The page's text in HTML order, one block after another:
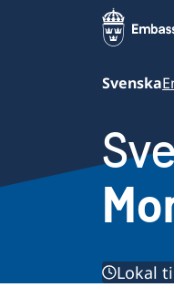
Svenska
Lokal